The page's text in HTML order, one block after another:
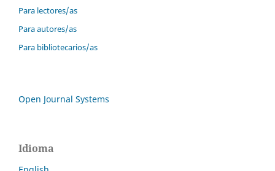
Para lectores/as
Para autores/as
Para bibliotecarios/as
Open Journal Systems
Idioma